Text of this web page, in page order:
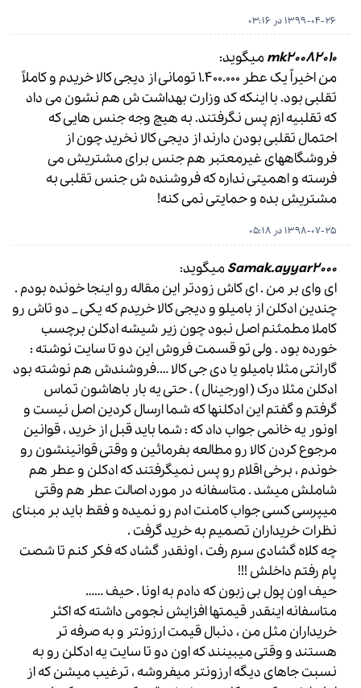
1399-04-26 در 03:16
mk20082010 میگوید:
من اخیراً یک عطر 1.400.000 تومانی از دیجی کالا خریدم و کاملاً
تقلبی بود. با اینکه کد وزارت بهداشت ش هم نشون می داد
که تقلبیه ازم پس نگرفتند. به هیچ وجه جنس هایی که
احتمال تقلبی بودن دارند از دیجی کالا نخرید چون از
فروشگاههای غیرمعتبر هم جنس برای مشتریش می
فرسته و اهمیتی نداره که فروشنده ش جنس تقلبی به
مشتریش بده و حمایتی نمی کنه!
1398-07-25 در 05:18
Samak.ayyar2000 میگوید:
ای وای بر من . ای کاش زودتر این مقاله رو اینجا خونده بودم .
چندین ادکلن از بامیلو و دیجی کالا خریدم که یکی _ دو تاش رو
کاملا مطمئنم اصل نبود چون زیر شیشه ادکلن برچسب
خورده بود . ولی تو قسمت فروش این دو تا سایت نوشته :
گارانتی مثلا بامیلو یا دی جی کالا ….فروشندش هم نوشته بود
ادکلن مثلا درک ( اورجینال ) . حتی یه بار باهاشون تماس
گرفتم و گفتم این ادکلنها که شما ارسال کردین اصل نیست و
اونور یه خانمی جواب داد که : شما باید قبل از خرید ، قوانین
مرجوع کردن کالا رو مطالعه بفرمائین و وقتی قوانینشون رو
خوندم ، برخی اقلام رو پس نمیگرفتند که ادکلن و عطر هم
شاملش میشد . متاسفانه در مورد اصالت عطر هم وقتی
میپرسی کسی جواب کامنت ادم رو نمیده و فقط باید بر مبنای
نظرات خریداران تصمیم به خرید گرفت .
چه کلاه گشادی سرم رفت ، اونقدر گشاد که فکر کنم تا شصت
پام رفتم داخلش !!!
حیف اون پول بی زبون که دادم به اونا . حیف ……
متاسفانه اینقدر قیمتها افزایش نجومی داشته که اکثر
خریداران مثل من ، دنبال قیمت ارزونتر و به صرفه تر
هستند و وقتی میبینند که اون دو تا سایت یه ادکلن رو به
نسبت جاهای دیگه ارزونتر میفروشه ، ترغیب میشن که از